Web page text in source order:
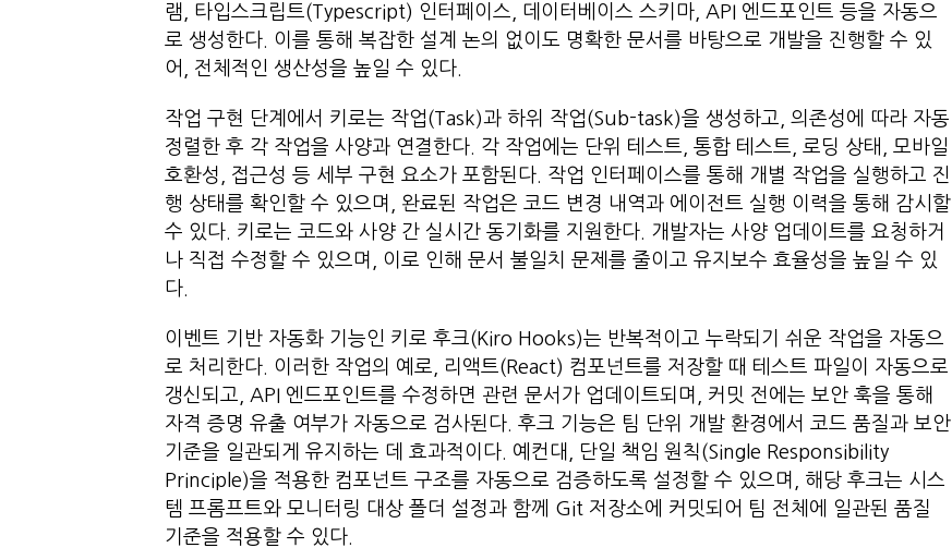
램, 타입스크립트(Typescript) 인터페이스, 데이터베이스 스키마, API 엔드포인트 등을 자동으
로 생성한다. 이를 통해 복잡한 설계 논의 없이도 명확한 문서를 바탕으로 개발을 진행할 수 있
어, 전체적인 생산성을 높일 수 있다.
작업 구현 단계에서 키로는 작업(Task)과 하위 작업(Sub-task)을 생성하고, 의존성에 따라 자동
정렬한 후 각 작업을 사양과 연결한다. 각 작업에는 단위 테스트, 통합 테스트, 로딩 상태, 모바일
호환성, 접근성 등 세부 구현 요소가 포함된다. 작업 인터페이스를 통해 개별 작업을 실행하고 진
행 상태를 확인할 수 있으며, 완료된 작업은 코드 변경 내역과 에이전트 실행 이력을 통해 감시할
수 있다. 키로는 코드와 사양 간 실시간 동기화를 지원한다. 개발자는 사양 업데이트를 요청하거
나 직접 수정할 수 있으며, 이로 인해 문서 불일치 문제를 줄이고 유지보수 효율성을 높일 수 있
다.
이벤트 기반 자동화 기능인 키로 후크(Kiro Hooks)는 반복적이고 누락되기 쉬운 작업을 자동으
로 처리한다. 이러한 작업의 예로, 리액트(React) 컴포넌트를 저장할 때 테스트 파일이 자동으로
갱신되고, API 엔드포인트를 수정하면 관련 문서가 업데이트되며, 커밋 전에는 보안 훅을 통해
자격 증명 유출 여부가 자동으로 검사된다. 후크 기능은 팀 단위 개발 환경에서 코드 품질과 보안
기준을 일관되게 유지하는 데 효과적이다. 예컨대, 단일 책임 원칙(Single Responsibility
Principle)을 적용한 컴포넌트 구조를 자동으로 검증하도록 설정할 수 있으며, 해당 후크는 시스
템 프롬프트와 모니터링 대상 폴더 설정과 함께 Git 저장소에 커밋되어 팀 전체에 일관된 품질
기준을 적용할 수 있다.